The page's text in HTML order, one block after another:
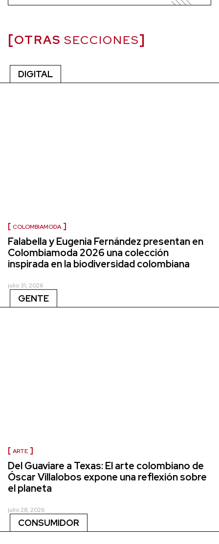
OTRAS SECCIONES
DIGITAL
COLOMBIAMODA
Falabella y Eugenia Fernández presentan en
Colombiamoda 2026 una colección
inspirada en la biodiversidad colombiana
julio 31, 2026
GENTE
ARTE
Del Guaviare a Texas: El arte colombiano de
Óscar Villalobos expone una reflexión sobre
el planeta
julio 28, 2026
CONSUMIDOR